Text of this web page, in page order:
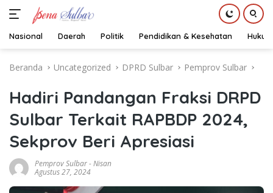
Nasional Daerah Politik Pendidikan & Kesehatan Hukum
Beranda Uncategorized DPRD Sulbar Pemprov Sulbar
Hadiri Pandangan Fraksi DRPD
Sulbar Terkait RAPBDP 2024,
Sekprov Beri Apresiasi
Pemprov Sulbar-Nisan
Agustus 27, 2024